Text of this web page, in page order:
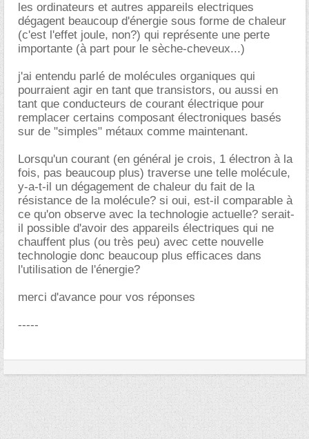
les ordinateurs et autres appareils electriques
dégagent beaucoup d'énergie sous forme de chaleur
(c'est l'effet joule, non?) qui représente une perte
importante (à part pour le sèche-cheveux...)
j'ai entendu parlé de molécules organiques qui
pourraient agir en tant que transistors, ou aussi en
tant que conducteurs de courant électrique pour
remplacer certains composant électroniques basés
sur de "simples" métaux comme maintenant.
Lorsqu'un courant (en général je crois, 1 électron à la
fois, pas beaucoup plus) traverse une telle molécule,
y-a-t-il un dégagement de chaleur du fait de la
résistance de la molécule? si oui, est-il comparable à
ce qu'on observe avec la technologie actuelle? serait-
il possible d'avoir des appareils électriques qui ne
chauffent plus (ou très peu) avec cette nouvelle
technologie donc beaucoup plus efficaces dans
l'utilisation de l'énergie?
merci d'avance pour vos réponses
-----